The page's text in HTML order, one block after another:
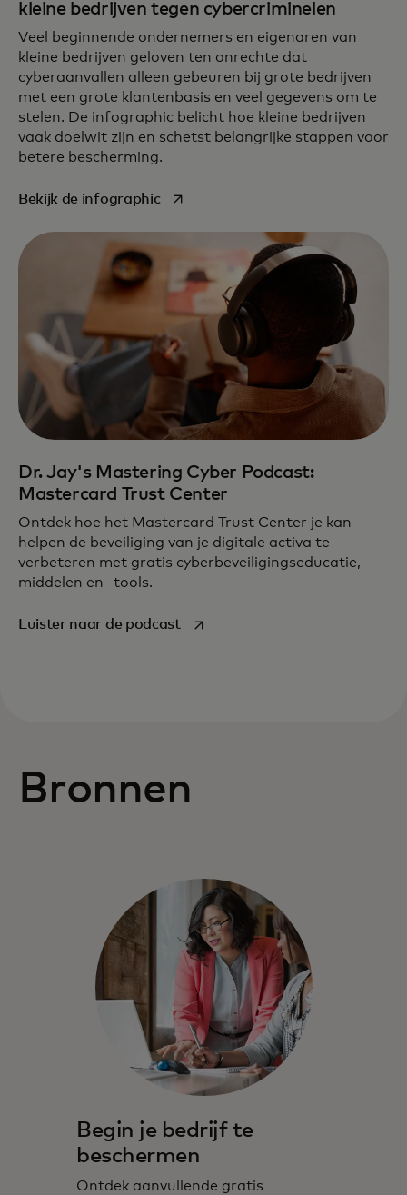
kleine bedrijven tegen cybercriminelen
Veel beginnende ondernemers en eigenaren van
kleine bedrijven geloven ten onrechte dat
cyberaanvallen alleen gebeuren bij grote bedrijven
met een grote klantenbasis en veel gegevens om te
stelen. De infographic belicht hoe kleine bedrijven
vaak doelwit zijn en schetst belangrijke stappen voor
betere bescherming.
Bekijk de infographicopens in a new tab
Dr. Jay's Mastering Cyber Podcast:
Mastercard Trust Center
Ontdek hoe het Mastercard Trust Center je kan
helpen de beveiliging van je digitale activa te
verbeteren met gratis cyberbeveiligingseducatie, -
middelen en -tools.
Luister naar de podcastopens in a new tab
Bronnen
Begin je bedrijf te
beschermen
Ontdek aanvullende gratis